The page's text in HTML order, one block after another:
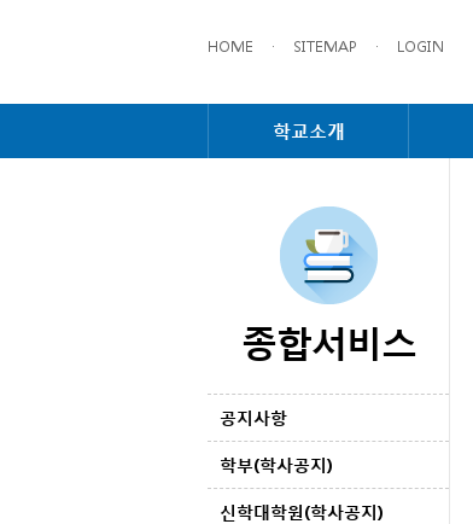
HOME · SITEMAP · LOGIN
학교소개
종합서비스
공지사항
학부(학사공지)
신학대학원(학사공지)